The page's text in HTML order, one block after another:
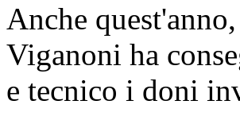
Anche
Viganoni ha
e tecnico i doni